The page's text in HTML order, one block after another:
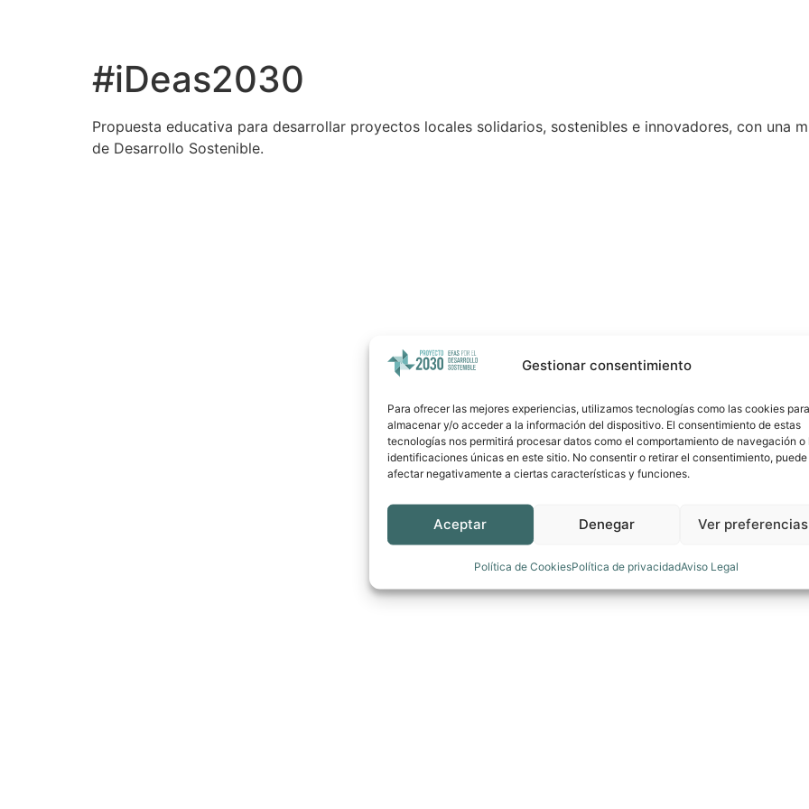
Gestionar consentimiento
Para ofrecer las mejores experiencias, utilizamos tecnologías como las cookies para
almacenar y/o acceder a la información del dispositivo. El consentimiento de estas
tecnologías nos permitirá procesar datos como el comportamiento de navegación o
identificaciones únicas en este sitio. No consentir o retirar el consentimiento, puede
afectar negativamente a ciertas características y funciones.
Aceptar Denegar Ver preferencias
Política de CookiesPolítica de privacidadAviso Legal
#iDeas2030
Propuesta educativa para desarrollar proyectos locales solidarios, sostenibles e innovadores, con una
de Desarrollo Sostenible.